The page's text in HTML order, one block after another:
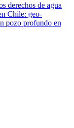
derechos de agua
Chile: geo-
pozo profundo en